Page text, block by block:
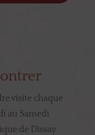
visite chaque
au Samedi
de Dissay